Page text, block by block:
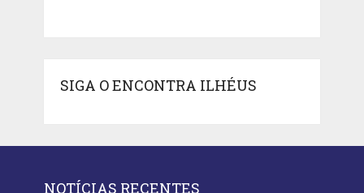
SIGA O ENCONTRA ILHÉUS
NOTÍCIAS RECENTES